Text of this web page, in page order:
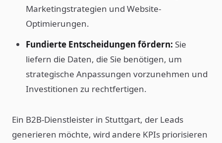
Marketingstrategien und Website-
Optimierungen.
Fundierte Entscheidungen fördern: Sie
liefern die Daten, die Sie benötigen, um
strategische Anpassungen vorzunehmen und
Investitionen zu rechtfertigen.
Ein B2B-Dienstleister in Stuttgart, der Leads
generieren möchte, wird andere KPIs priorisieren